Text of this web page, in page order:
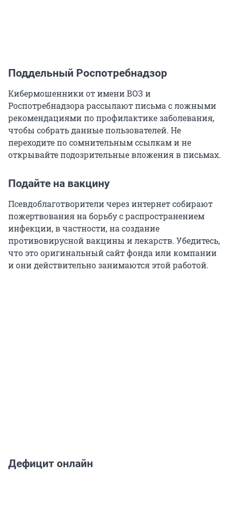
Поддельный Роспотребнадзор
Кибермошенники от имени ВОЗ и
Роспотребнадзора рассылают письма с ложными
рекомендациями по профилактике заболевания,
чтобы собрать данные пользователей. Не
переходите по сомнительным ссылкам и не
открывайте подозрительные вложения в письмах.
Подайте на вакцину
Псевдоблаготворители через интернет собирают
пожертвования на борьбу с распространением
инфекции, в частности, на создание
противовирусной вакцины и лекарств. Убедитесь,
что это оригинальный сайт фонда или компании
и они действительно занимаются этой работой.
Дефицит онлайн